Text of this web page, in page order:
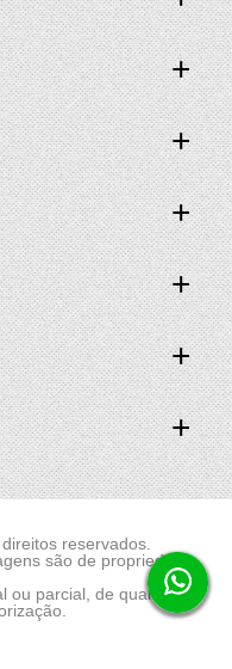
reservados.
são de propriedade
ou parcial, de qualquer